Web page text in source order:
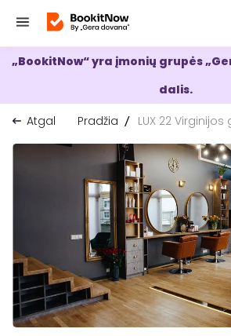
„BookitNow“ yra įmonių grupės
dalis.
Atgal
Pradžia LUX 22